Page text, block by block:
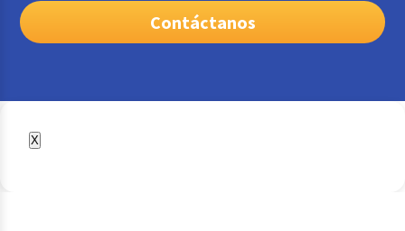
Contáctanos
X